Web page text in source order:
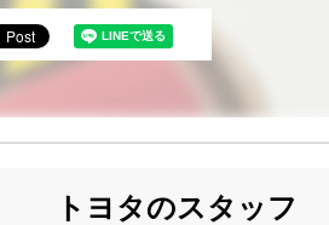
トヨタのスタッフ